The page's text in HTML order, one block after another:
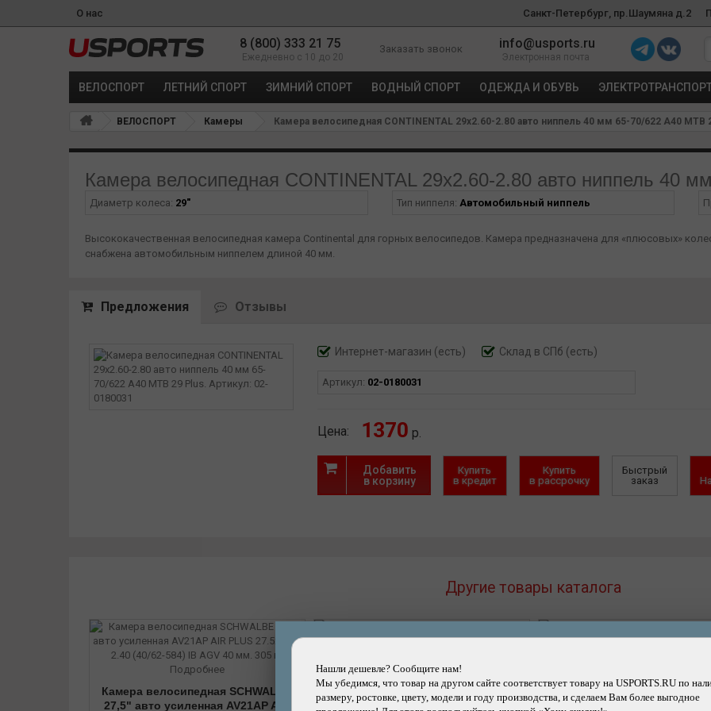
О нас Санкт-Петербург, пр.Шаумяна д.2
8 (800) 333 21 75
Ежедневно с 10 до 20
Заказать звонок info@usports.ru
Электронная почта
ВЕЛОСПОРТ ЛЕТНИЙ СПОРТ ЗИМНИЙ СПОРТ ВОДНЫЙ СПОРТ ОДЕЖДА И ОБУВЬ
ВЕЛОСПОРТ Камеры Камера велосипедная CONTINENTAL 29х2.60-2.80 авто ниппель 40 мм 65-70/622 A40 MTB
Камера велосипедная CONTINENTAL 29х2.60-2.80 авто ниппель 40
Диаметр колеса: 29" Тип ниппеля: Автомобильный ниппель
Высококачественная велосипедная камера Continental для горных велосипедов. Камера предназначена для «плюсовых»
снабжена автомобильным ниппелем длиной 40 мм.
Предложения Отзывы
Интернет-магазин (есть) Склад в СПб (есть)
Артикул: 02-0180031
Цена: 1370 р.
Нашли дешевле? Сообщите нам!
Мы убедимся, что товар на другом сайте соответствует товару на USPORTS.RU по
размеру, ростовке, цвету, модели и году производства, и сделаем Вам более выгодное
Добавить
в корзину
Купить
в кредит
Купить
в рассрочку
Быстрый
заказ
Другие товары каталога
Подробнее
Камера велосипедная SCHWALBE
27,5" авто усиленная AV21AP AIR
Подробнее
Камера велосипедная SCHWALBE
28"/700 спорт SV20 EXTRA LIGHT
Камера велосипедная
27,5" спортивный ниппель,